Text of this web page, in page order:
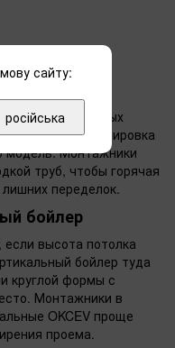
частных
или тесная планировка
модель. Монтажники
труб, чтобы горячая
переделок.
бойлер
если высота потолка
бойлер туда
круглой формы с
Монтажники в
OKCEV проще
проема.
сайту:
російська